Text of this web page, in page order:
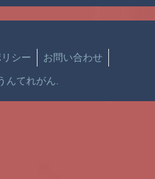
シー お問い合わせ
んてれがん.